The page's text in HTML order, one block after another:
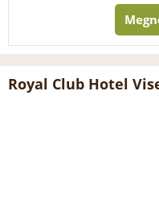
Royal Club Hotel